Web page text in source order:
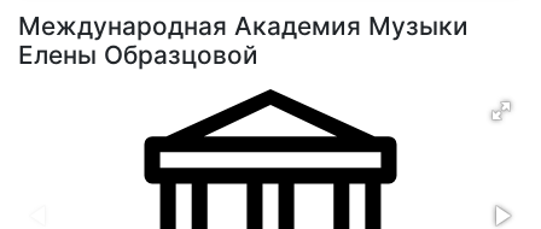
Международная Академия Музыки
Елены Образцовой